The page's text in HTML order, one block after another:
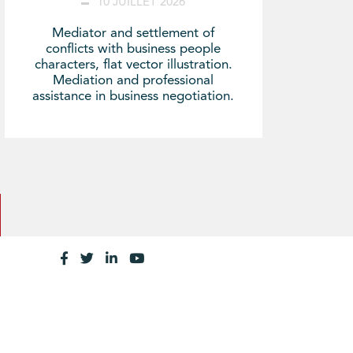
10 JUILLET 2026
Mediator and settlement of
conflicts with business people
characters, flat vector illustration.
Mediation and professional
assistance in business negotiation.